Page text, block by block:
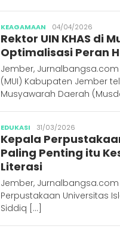
KEAGAMAAN Publisher
04/04/2026
Rektor UIN KHAS di
Optimalisasi Peran
Jember,
(MUI) Kabupaten Jember
Musyawarah Daerah
EDUKASI Publisher
31/03/2026
Kepala
Paling Penting itu
Literasi
Jember, Jurnalbangsa.com
Perpustakaan Universitas
Siddiq […]